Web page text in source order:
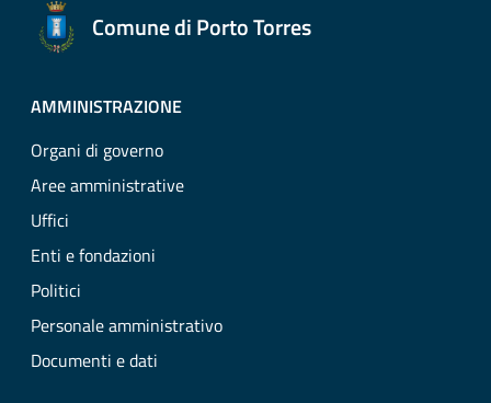
Comune di Porto Torres
AMMINISTRAZIONE
Organi di governo
Aree amministrative
Uffici
Enti e fondazioni
Politici
Personale amministrativo
Documenti e dati